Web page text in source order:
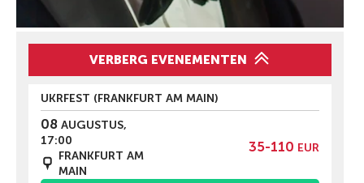
VERBERG EVENEMENTEN
UKRFEST (FRANKFURT AM MAIN)
08 AUGUSTUS,
17:00
FRANKFURT AM
MAIN
35-110 EUR